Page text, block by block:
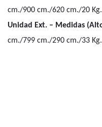
cm./900 cm./620 cm./20 Kg.
Unidad Ext. – Medidas
cm./799 cm./290 cm./33 Kg.